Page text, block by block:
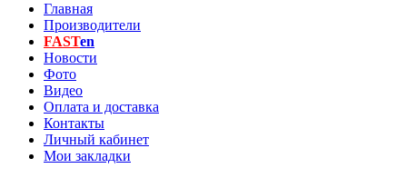
Главная
Производители
FASTen
Новости
Фото
Видео
Оплата и доставка
Контакты
Личный кабинет
Мои закладки